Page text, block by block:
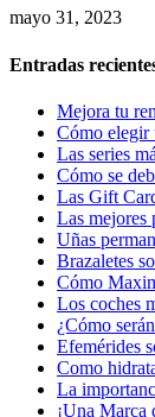
mayo 31, 2023
Entradas
Mejora tu
Cómo elegir
Las series
Cómo se
Las Gift
Las mejores
Uñas
Brazaletes
Cómo
Los coches
¿Cómo
Efemérides
Сomo
La
¡Una Marca